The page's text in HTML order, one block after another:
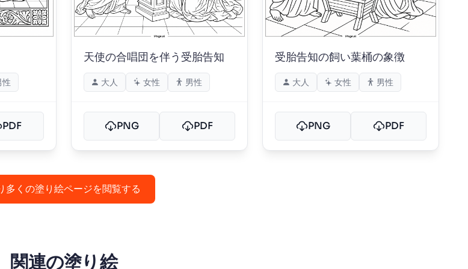
性
PDF
天使の合唱団を伴う受胎告知
大人 女性 男性
PNG PDF
受胎告知の飼い葉桶の象徴
大人 女性 男性
PNG PDF
多くの塗り絵ページを閲覧する
関連の塗り絵